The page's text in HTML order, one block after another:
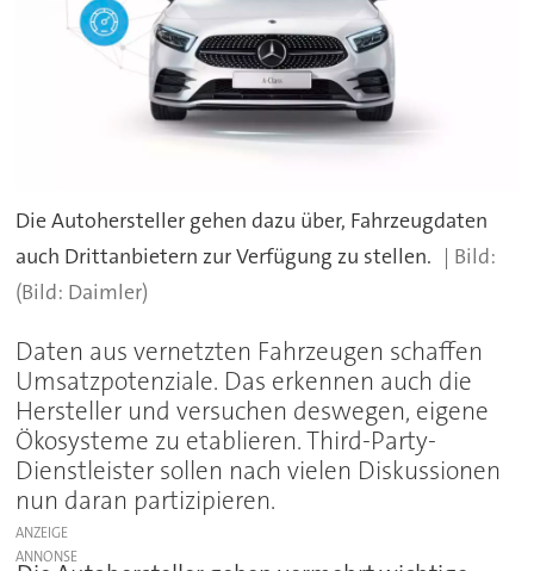
Die Autohersteller gehen dazu über, Fahrzeugdaten
auch Drittanbietern zur Verfügung zu stellen.
(Bild: Daimler)
Daten aus vernetzten Fahrzeugen schaffen
Umsatzpotenziale. Das erkennen auch die
Hersteller und versuchen deswegen, eigene
Ökosysteme zu etablieren. Third-Party-
Dienstleister sollen nach vielen Diskussionen
nun daran partizipieren.
ANZEIGE